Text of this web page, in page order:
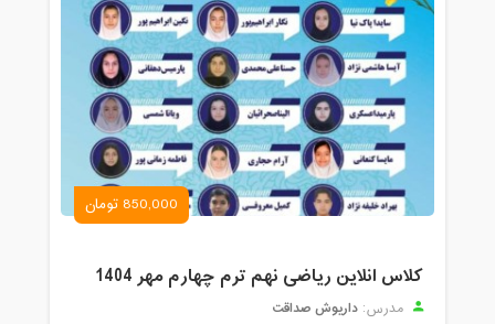
850,000 تومان
کلاس انلاین ریاضی نهم ترم چهارم مهر 1404
مدرس: داریوش صداقت